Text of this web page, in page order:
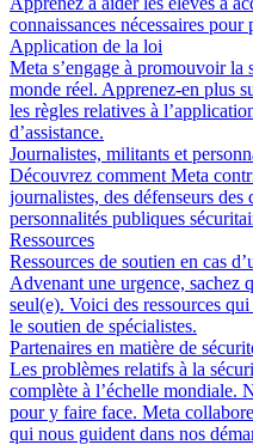
connaissances nécessaires
Application de la loi
Meta s’engage à promouvoir la
monde réel. Apprenez-en plus
les règles relatives à
d’assistance.
Journalistes, militants et
Découvrez comment Meta
journalistes, des défenseurs des
personnalités publiques
Ressources
Ressources de soutien en cas
Advenant une urgence, sachez
seul(e). Voici des ressources
le soutien de spécialistes.
Partenaires en matière de
Les problèmes relatifs à la
complète à l’échelle mondiale.
pour y faire face. Meta
qui nous guident dans nos